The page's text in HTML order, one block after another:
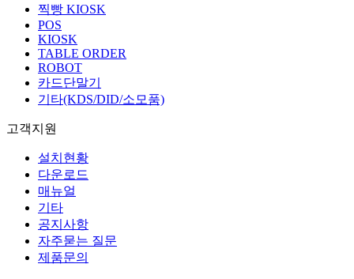
찍빵 KIOSK
POS
KIOSK
TABLE ORDER
ROBOT
카드단말기
기타(KDS/DID/소모품)
고객지원
설치현황
다운로드
매뉴얼
기타
공지사항
자주묻는 질문
제품문의